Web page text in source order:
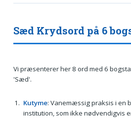
Sæd Krydsord på 6
Vi præsenterer her 8 ord med 6
'Sæd'.
Kutyme: Vanemæssig praksis i en
institution, som ikke nødvendigvis